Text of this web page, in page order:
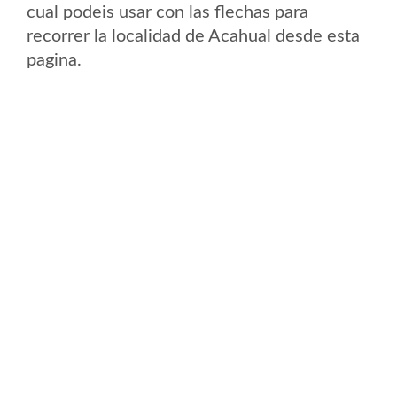
cual podeis usar con las flechas para
recorrer la localidad de Acahual desde esta
pagina.